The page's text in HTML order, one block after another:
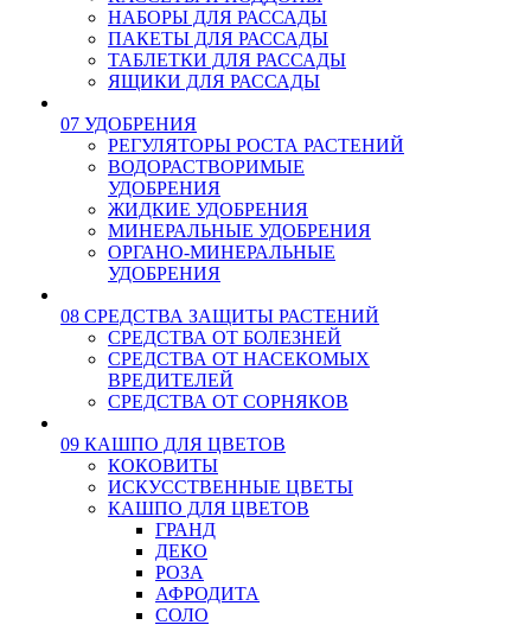
НАБОРЫ ДЛЯ РАССАДЫ
ПАКЕТЫ ДЛЯ РАССАДЫ
ТАБЛЕТКИ ДЛЯ РАССАДЫ
ЯЩИКИ ДЛЯ РАССАДЫ
07 УДОБРЕНИЯ
РЕГУЛЯТОРЫ РОСТА РАСТЕНИЙ
ВОДОРАСТВОРИМЫЕ
УДОБРЕНИЯ
ЖИДКИЕ УДОБРЕНИЯ
МИНЕРАЛЬНЫЕ УДОБРЕНИЯ
ОРГАНО-МИНЕРАЛЬНЫЕ
УДОБРЕНИЯ
08 СРЕДСТВА ЗАЩИТЫ РАСТЕНИЙ
СРЕДСТВА ОТ БОЛЕЗНЕЙ
СРЕДСТВА ОТ НАСЕКОМЫХ
ВРЕДИТЕЛЕЙ
СРЕДСТВА ОТ СОРНЯКОВ
09 КАШПО ДЛЯ ЦВЕТОВ
КОКОВИТЫ
ИСКУССТВЕННЫЕ ЦВЕТЫ
КАШПО ДЛЯ ЦВЕТОВ
ГРАНД
ДЕКО
РОЗА
АФРОДИТА
СОЛО